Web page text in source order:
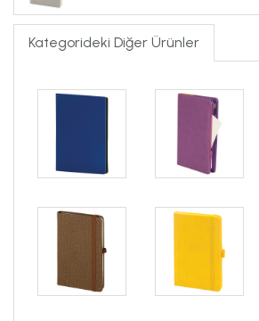
Kategorideki Diğer Ürünler